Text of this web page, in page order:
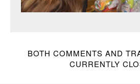
BOTH COMMENTS AND
CURRENTLY